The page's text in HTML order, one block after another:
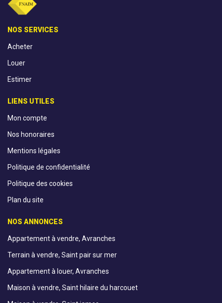
NOS SERVICES
Acheter
Louer
Estimer
LIENS UTILES
Mon compte
Nos honoraires
Mentions légales
Politique de confidentialité
Politique des cookies
Plan du site
NOS ANNONCES
Appartement à vendre, Avranches
Terrain à vendre, Saint pair sur mer
Appartement à louer, Avranches
Maison à vendre, Saint hilaire du harcouet